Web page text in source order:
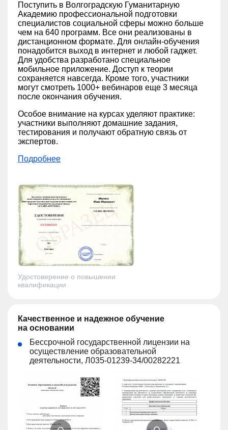
Поступить в Волгоградскую Гуманитарную
Академию профессиональной подготовки
специалистов социальной сферы можно больше
чем на 640 программ. Все они реализованы в
дистанционном формате. Для онлайн-обучения
понадобится выход в интернет и любой гаджет.
Для удобства разработано специальное
мобильное приложение. Доступ к теории
сохраняется навсегда. Кроме того, участники
могут смотреть 1000+ вебинаров еще 3 месяца
после окончания обучения.
Особое внимание на курсах уделяют практике:
участники выполняют домашние задания,
тестирования и получают обратную связь от
экспертов.
Подробнее
Удостоверение о повышении
квалификации
Качественное и надежное обучение
на основании
Бессрочной государственной лицензии на
осуществление образовательной
деятельности, Л035-01239-34/00282221